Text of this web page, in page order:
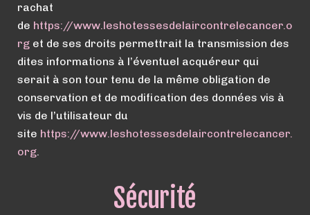
rachat
de https://www.leshotessesdelaircontrelecancer.o
rg et de ses droits permettrait la transmission des
dites informations à l’éventuel acquéreur qui
serait à son tour tenu de la même obligation de
conservation et de modification des données vis à
vis de l’utilisateur du
site https://www.leshotessesdelaircontrelecancer.
org.
Sécurité